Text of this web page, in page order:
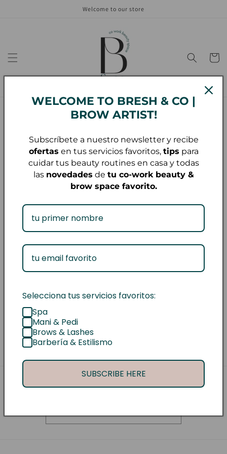
Welcome to our store
Cart
BRESH & CO
Pinzas Plata
Regular
price
$20.00 USD
Quantity
for
Pinzas
Plata
Pinzas
Plata
Add to cart
Subscribe to our emails
WELCOME TO BRESH & CO |
BROW ARTIST!
Subscríbete a nuestro newsletter y recibe
ofertas en tus servicios favoritos, tips para
cuidar tus beauty routines en casa y todas
las novedades de tu co-work beauty &
brow space favorito.
Selecciona tus servicios favoritos:
Spa
Mani & Pedi
Brows & Lashes
Barbería & Estilismo
SUBSCRIBE HERE